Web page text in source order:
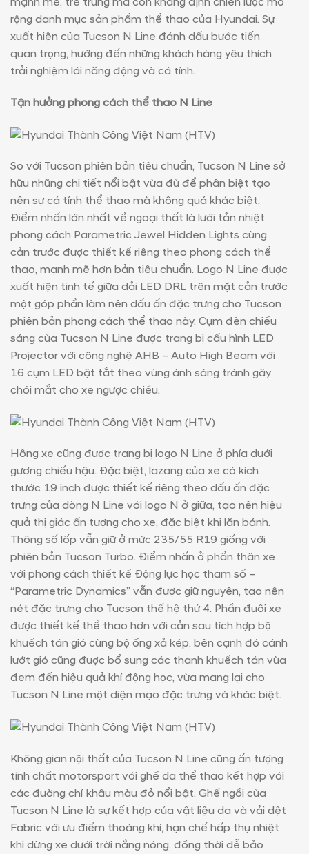
rộng danh mục sản phẩm thể thao của Hyundai. Sự
xuất hiện của Tucson N Line đánh dấu bước tiến
quan trọng, hướng đến những khách hàng yêu thích
trải nghiệm lái năng động và cá tính.
Tận hưởng phong cách thể thao N Line
So với Tucson phiên bản tiêu chuẩn, Tucson N Line sở
hữu những chi tiết nổi bật vừa đủ để phân biệt tạo
nên sự cá tính thể thao mà không quá khác biệt.
Điểm nhấn lớn nhất về ngoại thất là lưới tản nhiệt
phong cách Parametric Jewel Hidden Lights cùng
cản trước được thiết kế riêng theo phong cách thể
thao, mạnh mẽ hơn bản tiêu chuẩn. Logo N Line được
xuất hiện tinh tế giữa dải LED DRL trên mặt cản trước
một góp phần làm nên dấu ấn đặc trưng cho Tucson
phiên bản phong cách thể thao này. Cụm đèn chiếu
sáng của Tucson N Line được trang bị cấu hình LED
Projector với công nghệ AHB – Auto High Beam với
16 cụm LED bật tắt theo vùng ánh sáng tránh gây
chói mắt cho xe ngược chiều.
Hông xe cũng được trang bị logo N Line ở phía dưới
gương chiếu hậu. Đặc biệt, lazang của xe có kích
thước 19 inch được thiết kế riêng theo dấu ấn đặc
trưng của dòng N Line với logo N ở giữa, tạo nên hiệu
quả thị giác ấn tượng cho xe, đặc biệt khi lăn bánh.
Thông số lốp vẫn giữ ở mức 235/55 R19 giống với
phiên bản Tucson Turbo. Điểm nhấn ở phần thân xe
với phong cách thiết kế Động lực học tham số –
“Parametric Dynamics” vẫn được giữ nguyên, tạo nên
nét đặc trưng cho Tucson thế hệ thứ 4. Phần đuôi xe
được thiết kế thể thao hơn với cản sau tích hợp bộ
khuếch tán gió cùng bộ ống xả kép, bên cạnh đó cánh
lướt gió cũng được bổ sung các thanh khuếch tán vừa
đem đến hiệu quả khí động học, vừa mang lại cho
Tucson N Line một diện mạo đặc trưng và khác biệt.
Không gian nội thất của Tucson N Line cũng ấn tượng
tính chất motorsport với ghế da thể thao kết hợp với
các đường chỉ khâu màu đỏ nổi bật. Ghế ngồi của
Tucson N Line là sự kết hợp của vật liệu da và vải dệt
Fabric với ưu điểm thoáng khí, hạn chế hấp thụ nhiệt
khi dừng xe dưới trời nắng nóng, đồng thời dễ bảo